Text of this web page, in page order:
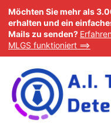
Möchten Sie mehr als
erhalten und ein
Mails zu senden?
MLGS funktioniert ==>